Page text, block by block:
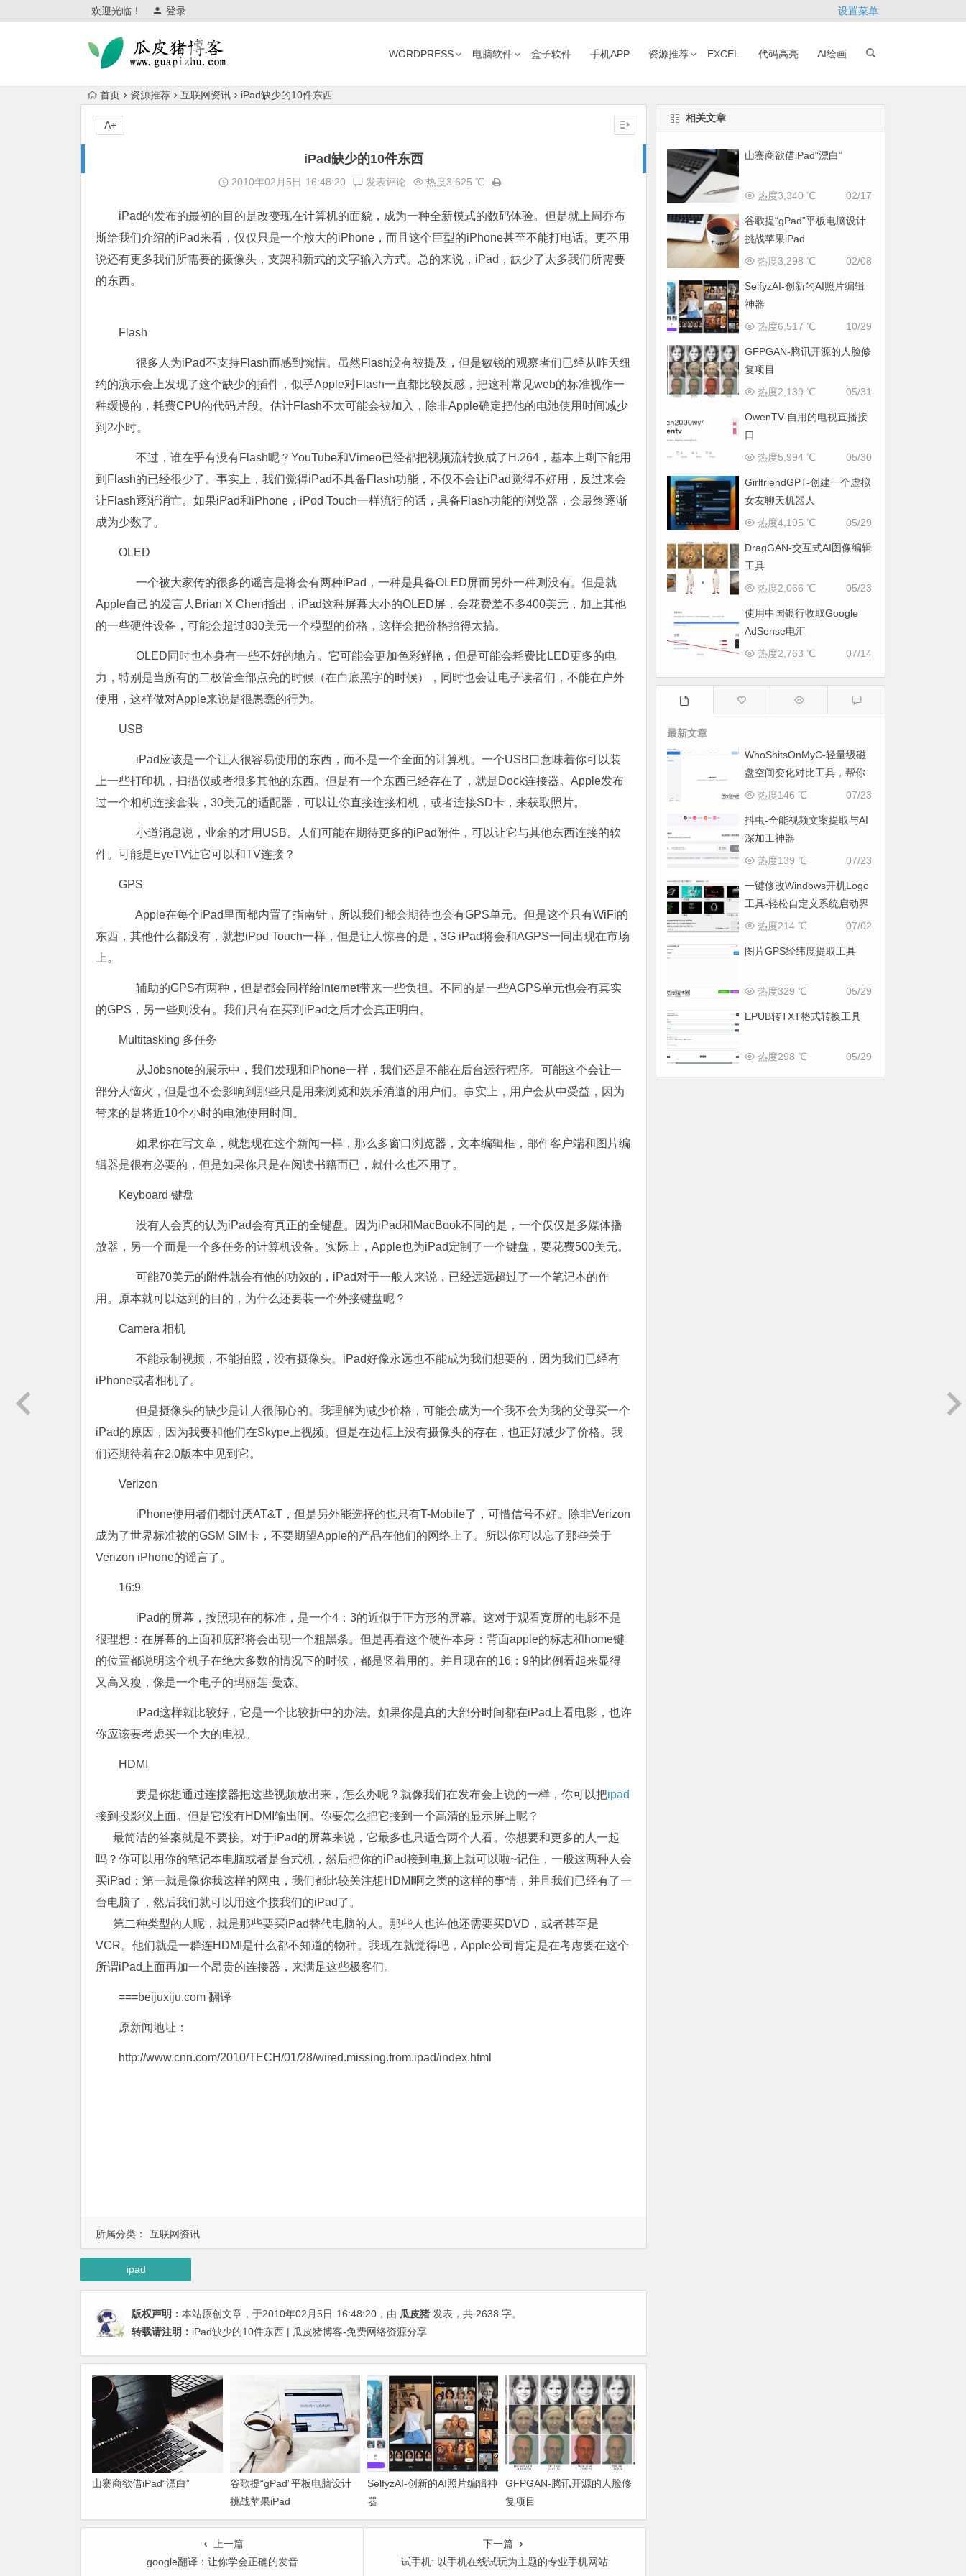
欢迎光临！ 登录 设置菜单
WORDPRESS 电脑软件 盒子软件 手机APP 资源推荐 EXCEL 代码高亮 AI绘画
首页 资源推荐 互联网资讯 iPad缺少的10件东西
iPad缺少的10件东西
2010年02月5日 16:48:20 发表评论 热度3,625 ℃
iPad的发布的最初的目的是改变现在计算机的面貌，成为一种全新模式的数码体验。但是就上周乔布
斯给我们介绍的iPad来看，仅仅只是一个放大的iPhone，而且这个巨型的iPhone甚至不能打电话。更不用
说还有更多我们所需要的摄像头，支架和新式的文字输入方式。总的来说，iPad，缺少了太多我们所需要
的东西。
Flash
很多人为iPad不支持Flash而感到惋惜。虽然Flash没有被提及，但是敏锐的观察者们已经从昨天纽
约的演示会上发现了这个缺少的插件，似乎Apple对Flash一直都比较反感，把这种常见web的标准视作一
种缓慢的，耗费CPU的代码片段。估计Flash不太可能会被加入，除非Apple确定把他的电池使用时间减少
到2小时。
不过，谁在乎有没有Flash呢？YouTube和Vimeo已经都把视频流转换成了H.264，基本上剩下能用
到Flash的已经很少了。事实上，我们觉得iPad不具备Flash功能，不仅不会让iPad觉得不好用，反过来会
让Flash逐渐消亡。如果iPad和iPhone，iPod Touch一样流行的话，具备Flash功能的浏览器，会最终逐渐
成为少数了。
OLED
一个被大家传的很多的谣言是将会有两种iPad，一种是具备OLED屏而另外一种则没有。但是就
Apple自己的发言人Brian X Chen指出，iPad这种屏幕大小的OLED屏，会花费差不多400美元，加上其他
的一些硬件设备，可能会超过830美元一个模型的价格，这样会把价格抬得太搞。
OLED同时也本身有一些不好的地方。它可能会更加色彩鲜艳，但是可能会耗费比LED更多的电
力，特别是当所有的二极管全部点亮的时候（在白底黑字的时候），同时也会让电子读者们，不能在户外
使用，这样做对Apple来说是很愚蠢的行为。
USB
iPad应该是一个让人很容易使用的东西，而不是一个全面的计算机。一个USB口意味着你可以装
上一些打印机，扫描仪或者很多其他的东西。但是有一个东西已经存在了，就是Dock连接器。Apple发布
过一个相机连接套装，30美元的适配器，可以让你直接连接相机，或者连接SD卡，来获取照片。
小道消息说，业余的才用USB。人们可能在期待更多的iPad附件，可以让它与其他东西连接的软
件。可能是EyeTV让它可以和TV连接？
GPS
Apple在每个iPad里面都内置了指南针，所以我们都会期待也会有GPS单元。但是这个只有WiFi的
东西，其他什么都没有，就想iPod Touch一样，但是让人惊喜的是，3G iPad将会和AGPS一同出现在市场
上。
辅助的GPS有两种，但是都会同样给Internet带来一些负担。不同的是一些AGPS单元也会有真实
的GPS，另一些则没有。我们只有在买到iPad之后才会真正明白。
Multitasking 多任务
从Jobsnote的展示中，我们发现和iPhone一样，我们还是不能在后台运行程序。可能这个会让一
部分人恼火，但是也不会影响到那些只是用来浏览和娱乐消遣的用户们。事实上，用户会从中受益，因为
带来的是将近10个小时的电池使用时间。
如果你在写文章，就想现在这个新闻一样，那么多窗口浏览器，文本编辑框，邮件客户端和图片编
辑器是很有必要的，但是如果你只是在阅读书籍而已，就什么也不用了。
Keyboard 键盘
没有人会真的认为iPad会有真正的全键盘。因为iPad和MacBook不同的是，一个仅仅是多媒体播
放器，另一个而是一个多任务的计算机设备。实际上，Apple也为iPad定制了一个键盘，要花费500美元。
可能70美元的附件就会有他的功效的，iPad对于一般人来说，已经远远超过了一个笔记本的作
用。原本就可以达到的目的，为什么还要装一个外接键盘呢？
Camera 相机
不能录制视频，不能拍照，没有摄像头。iPad好像永远也不能成为我们想要的，因为我们已经有
iPhone或者相机了。
但是摄像头的缺少是让人很闹心的。我理解为减少价格，可能会成为一个我不会为我的父母买一个
iPad的原因，因为我要和他们在Skype上视频。但是在边框上没有摄像头的存在，也正好减少了价格。我
们还期待着在2.0版本中见到它。
Verizon
iPhone使用者们都讨厌AT&T，但是另外能选择的也只有T-Mobile了，可惜信号不好。除非Verizon
成为了世界标准被的GSM SIM卡，不要期望Apple的产品在他们的网络上了。所以你可以忘了那些关于
Verizon iPhone的谣言了。
16:9
iPad的屏幕，按照现在的标准，是一个4：3的近似于正方形的屏幕。这对于观看宽屏的电影不是
很理想：在屏幕的上面和底部将会出现一个粗黑条。但是再看这个硬件本身：背面apple的标志和home键
的位置都说明这个机子在绝大多数的情况下的时候，都是竖着用的。并且现在的16：9的比例看起来显得
又高又瘦，像是一个电子的玛丽莲·曼森。
iPad这样就比较好，它是一个比较折中的办法。如果你是真的大部分时间都在iPad上看电影，也许
你应该要考虑买一个大的电视。
HDMI
要是你想通过连接器把这些视频放出来，怎么办呢？就像我们在发布会上说的一样，你可以把ipad
接到投影仪上面。但是它没有HDMI输出啊。你要怎么把它接到一个高清的显示屏上呢？
最简洁的答案就是不要接。对于iPad的屏幕来说，它最多也只适合两个人看。你想要和更多的人一起
吗？你可以用你的笔记本电脑或者是台式机，然后把你的iPad接到电脑上就可以啦~记住，一般这两种人会
买iPad：第一就是像你我这样的网虫，我们都比较关注想HDMI啊之类的这样的事情，并且我们已经有了一
台电脑了，然后我们就可以用这个接我们的iPad了。
第二种类型的人呢，就是那些要买iPad替代电脑的人。那些人也许他还需要买DVD，或者甚至是
VCR。他们就是一群连HDMI是什么都不知道的物种。我现在就觉得吧，Apple公司肯定是在考虑要在这个
所谓iPad上面再加一个昂贵的连接器，来满足这些极客们。
===beijuxiju.com 翻译
原新闻地址：
http://www.cnn.com/2010/TECH/01/28/wired.missing.from.ipad/index.html
A+
所属分类： 互联网资讯
ipad
版权声明： 本站原创文章，于2010年02月5日 16:48:20 ，由 瓜皮猪 发表，共 2638 字。
转载请注明： iPad缺少的10件东西 | 瓜皮猪博客-免费网络资源分享
山寨商欲借iPad“漂白”
谷歌提“gPad”平板电脑设计
挑战苹果iPad
SelfyzAI-创新的AI照片编辑神
器
GFPGAN-腾讯开源的人脸修
复项目
上一篇
google翻译：让你学会正确的发音
下一篇
试手机: 以手机在线试玩为主题的专业手机网站
相关文章
山寨商欲借iPad“漂白”
02/17
热度3,340 ℃
谷歌提“gPad”平板电脑设计
挑战苹果iPad
02/08
热度3,298 ℃
SelfyzAI-创新的AI照片编辑
神器
10/29
热度6,517 ℃
GFPGAN-腾讯开源的人脸修
复项目
05/31
热度2,139 ℃
OwenTV-自用的电视直播接
口
05/30
热度5,994 ℃
GirlfriendGPT-创建一个虚拟
女友聊天机器人
05/29
热度4,195 ℃
DragGAN-交互式AI图像编辑
工具
05/23
热度2,066 ℃
使用中国银行收取Google
AdSense电汇
07/14
热度2,763 ℃
最新文章
WhoShitsOnMyC-轻量级磁
盘空间变化对比工具，帮你
找出“吃掉”空间的罪魁祸首
07/23
热度146 ℃
抖虫-全能视频文案提取与AI
深加工神器
07/23
热度139 ℃
一键修改Windows开机Logo
工具-轻松自定义系统启动界
面
07/02
热度214 ℃
图片GPS经纬度提取工具
05/29
热度329 ℃
EPUB转TXT格式转换工具
05/29
热度298 ℃